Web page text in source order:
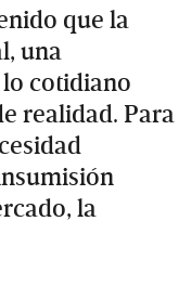
que la
una
cotidiano
realidad. Para
la